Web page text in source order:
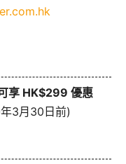
享 HK$299 優惠
3月30日前)